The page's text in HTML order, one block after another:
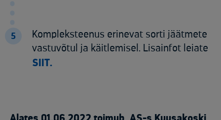
5
Kompleksteenus erinevat sorti jäätmete
vastuvõtul ja käitlemisel. Lisainfot leiate
SIIT.